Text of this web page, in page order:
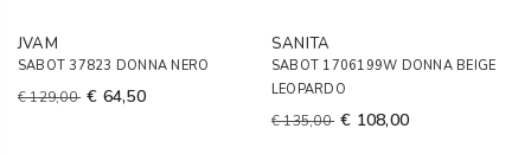
JVAM
SABOT 37823 DONNA NERO
€ 129,00 € 64,50
SANITA
SABOT 1706199W DONNA BEIGE
LEOPARDO
€ 135,00 € 108,00